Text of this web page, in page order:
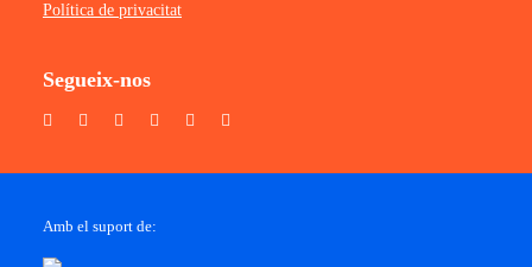
Política de privacitat
Segueix-nos
Amb el suport de: